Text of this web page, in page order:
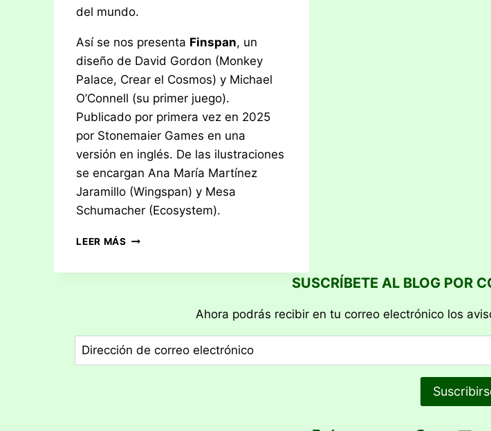
del mundo.
Así se nos presenta Finspan, un
diseño de David Gordon (Monkey
Palace, Crear el Cosmos) y Michael
O’Connell (su primer juego).
Publicado por primera vez en 2025
por Stonemaier Games en una
versión en inglés. De las ilustraciones
se encargan Ana María Martínez
Jaramillo (Wingspan) y Mesa
Schumacher (Ecosystem).
LEER MÁS RESEÑA:
SUSCRÍBETE AL BLOG POR
Ahora podrás recibir en tu correo electrónico los
Dirección
de